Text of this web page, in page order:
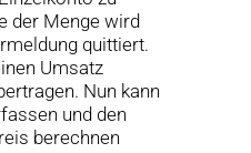
der Menge wird
quittiert.
Umsatz
Nun kann
und den
berechnen